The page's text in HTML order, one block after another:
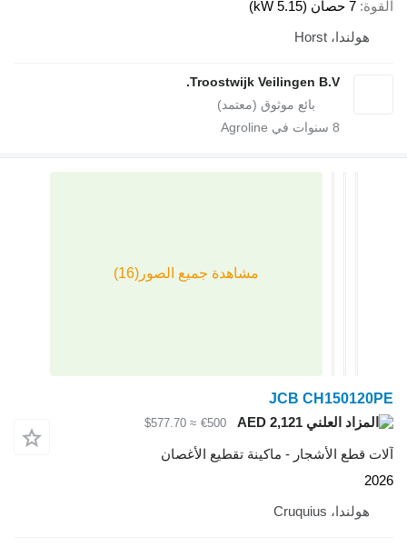
Troostwijk Veilingen
سنوات في Agroline
JCB
AED 2,121
€500
≈ $577.70
- ماكينة تقطيع الأغصان